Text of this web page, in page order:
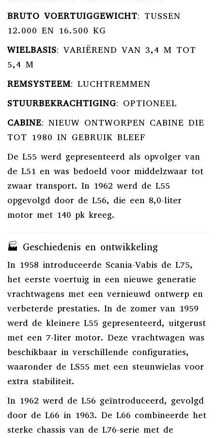
BRUTO VOERTUIGGEWICHT: TUSSEN
12.000 EN 16.500 KG
WIELBASIS: VARIËREND VAN 3,4 M TOT
5,4 M
REMSYSTEEM: LUCHTREMMEN
STUURBEKRACHTIGING: OPTIONEEL
CABINE: NIEUW ONTWORPEN CABINE DIE
TOT 1980 IN GEBRUIK BLEEF
De L55 werd gepresenteerd als opvolger van
de L51 en was bedoeld voor middelzwaar tot
zwaar transport. In 1962 werd de L55
opgevolgd door de L56, die een 8,0-liter
motor met 140 pk kreeg.
🏭 Geschiedenis en ontwikkeling
In 1958 introduceerde Scania-Vabis de L75,
het eerste voertuig in een nieuwe generatie
vrachtwagens met een vernieuwd ontwerp en
verbeterde prestaties. In de zomer van 1959
werd de kleinere L55 gepresenteerd, uitgerust
met een 7-liter motor. Deze vrachtwagen was
beschikbaar in verschillende configuraties,
waaronder de LS55 met een steunwielas voor
extra stabiliteit.
In 1962 werd de L56 geïntroduceerd, gevolgd
door de L66 in 1963. De L66 combineerde het
sterke chassis van de L76-serie met de